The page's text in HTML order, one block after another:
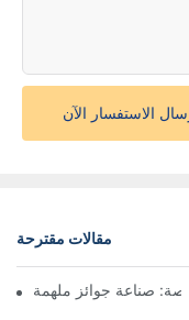
الاستفسار الآن
مقالات مقترحة
صناعة جوائز ملهمة